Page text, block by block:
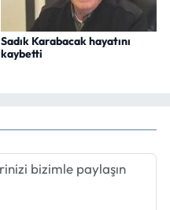
Sadık Karabacak hayatını
kaybetti